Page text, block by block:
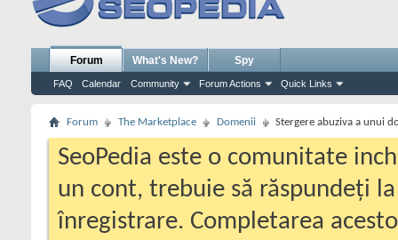
Forum
FAQ Calendar Community Forum Actions Quick Links
What's New? Spy
Forum The Marketplace Domenii Stergere abuziva a unui
SeoPedia este o comunitate
un cont, trebuie să răspundeți
înregistrare. Completarea